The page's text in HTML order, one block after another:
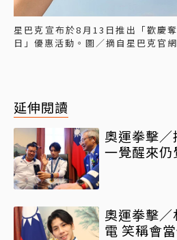
星巴克宣布於8月13日推出「歡慶
日」優惠活動。圖／摘自星巴克官網
延伸閱讀
奧運拳擊／
一覺醒來
奧運拳擊
電 笑稱會